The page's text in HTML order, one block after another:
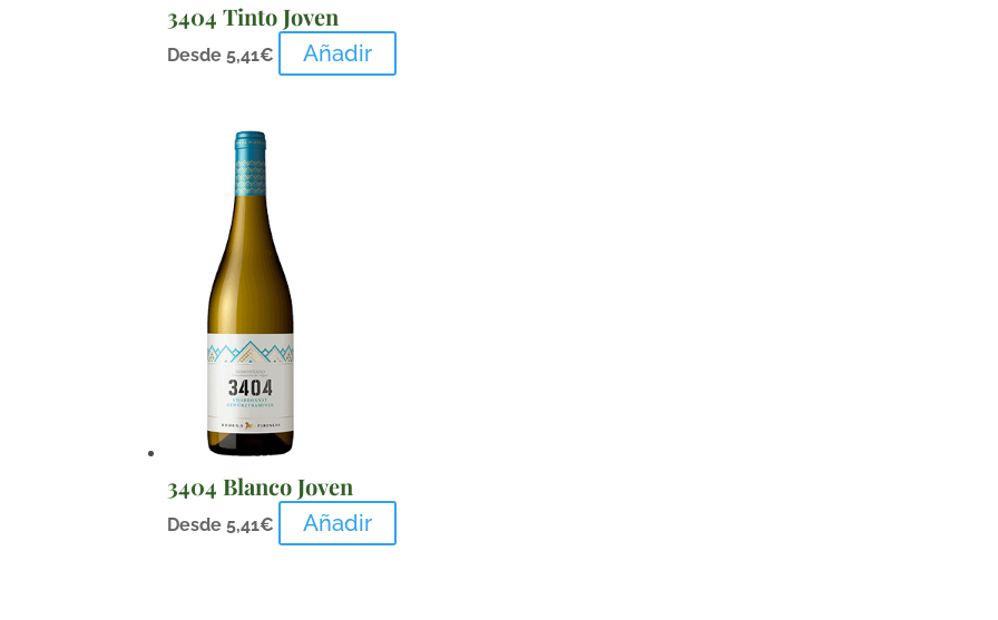
3404 Tinto Joven
Desde 5,41€ Añadir
3404 Blanco Joven
Desde 5,41€ Añadir